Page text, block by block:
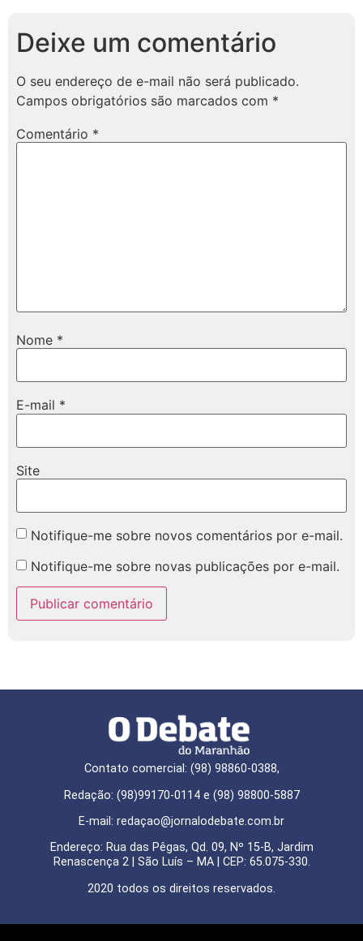
Deixe um comentário
O seu endereço de e-mail não será publicado.
Campos obrigatórios são marcados com *
Comentário *
Nome *
E-mail *
Site
Notifique-me sobre novos comentários por e-mail.
Notifique-me sobre novas publicações por e-mail.
Contato comercial: (98) 98860-0388,
Redação: (98)99170-0114 e (98) 98800-5887
E-mail: redaçao@jornalodebate.com.br
Endereço: Rua das Pêgas, Qd. 09, Nº 15-B, Jardim
Renascença 2 | São Luís – MA | CEP: 65.075-330.
2020 todos os direitos reservados.